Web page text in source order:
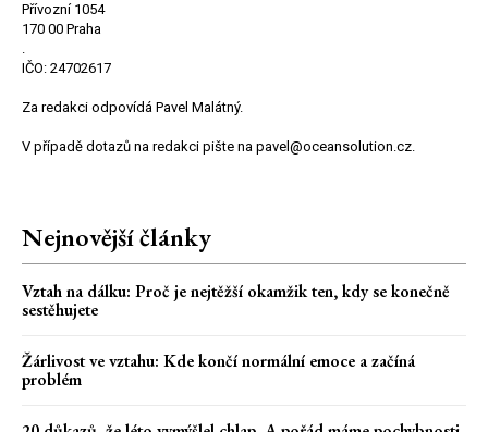
Přívozní 1054
170 00 Praha
.
IČO: 24702617
Za redakci odpovídá Pavel Malátný.
V případě dotazů na redakci pište na pavel@oceansolution.cz.
Nejnovější články
Vztah na dálku: Proč je nejtěžší okamžik ten, kdy se konečně
sestěhujete
Žárlivost ve vztahu: Kde končí normální emoce a začíná
problém